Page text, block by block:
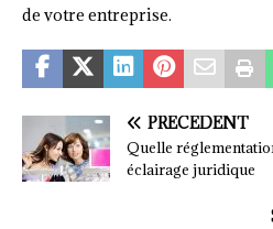
de votre entreprise.
PRÉCÉDENT
Quelle
éclairage juridique